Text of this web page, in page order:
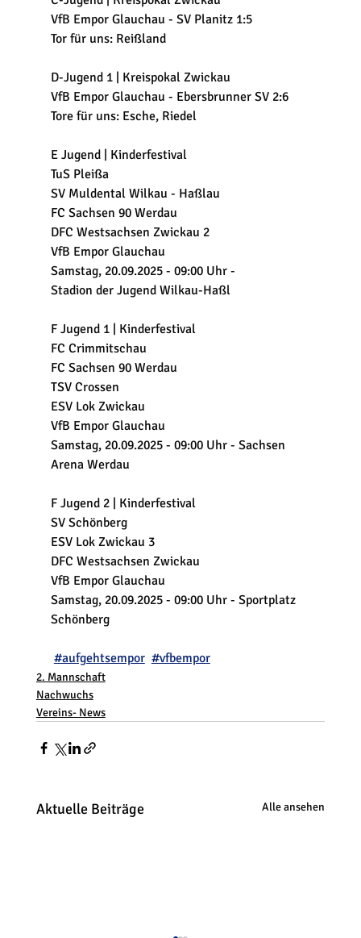
VfB Empor Glauchau - SV Planitz 1:5
Tor für uns: Reißland
D-Jugend 1 | Kreispokal Zwickau
VfB Empor Glauchau - Ebersbrunner SV 2:6
Tore für uns: Esche, Riedel
E Jugend | Kinderfestival
TuS Pleißa
SV Muldental Wilkau - Haßlau
FC Sachsen 90 Werdau
DFC Westsachsen Zwickau 2
VfB Empor Glauchau
Samstag, 20.09.2025 - 09:00 Uhr -
Stadion der Jugend Wilkau-Haßl
F Jugend 1 | Kinderfestival
FC Crimmitschau
FC Sachsen 90 Werdau
TSV Crossen
ESV Lok Zwickau
VfB Empor Glauchau
Samstag, 20.09.2025 - 09:00 Uhr - Sachsen
Arena Werdau
F Jugend 2 | Kinderfestival
SV Schönberg
ESV Lok Zwickau 3
DFC Westsachsen Zwickau
VfB Empor Glauchau
Samstag, 20.09.2025 - 09:00 Uhr - Sportplatz
Schönberg
#aufgehtsempor #vfbempor
2. Mannschaft
Nachwuchs
Vereins- News
Aktuelle Beiträge Alle ansehen